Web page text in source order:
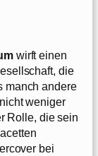
wirft einen
die
manch andere
weniger
Rolle, die sein
bei